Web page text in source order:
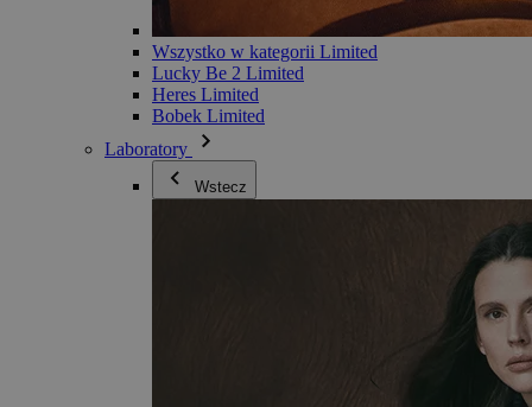
Wszystko w kategorii Limited
Lucky Be 2 Limited
Heres Limited
Bobek Limited
Laboratory
Wstecz